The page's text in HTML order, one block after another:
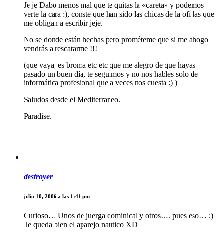
Je je Dabo menos mal que te quitas la «careta» y podemos
verte la cara :), conste que han sido las chicas de la ofi las que
me obligan a escribir jeje.
No se donde están hechas pero prométeme que si me ahogo
vendrás a rescatarme !!!
(que vaya, es broma etc etc que me alegro de que hayas
pasado un buen día, te seguimos y no nos hables solo de
informática profesional que a veces nos cuesta :) )
Saludos desde el Mediterraneo.
Paradise.
destroyer
julio 10, 2006 a las 1:41 pm
Curioso… Unos de juerga dominical y otros…. pues eso… ;)
Te queda bien el aparejo nautico XD